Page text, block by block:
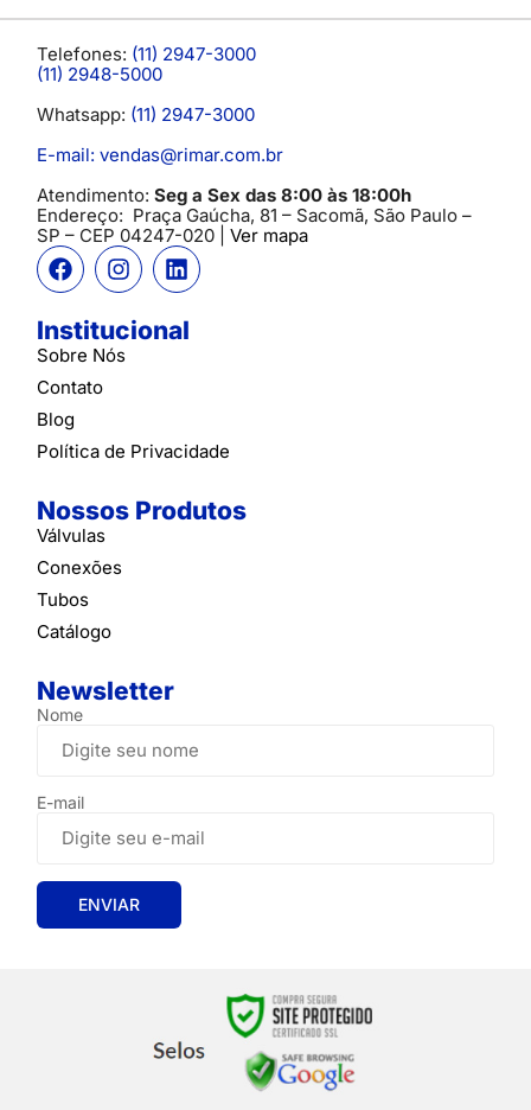
Telefones: (11) 2947-3000
(11) 2948-5000
Whatsapp: (11) 2947-3000
E-mail: vendas@rimar.com.br
Atendimento: Seg a Sex das 8:00 às 18:00h
Endereço: Praça Gaúcha, 81 – Sacomã, São Paulo –
SP – CEP 04247-020 | Ver mapa
Institucional
Sobre Nós
Contato
Blog
Política de Privacidade
Nossos Produtos
Válvulas
Conexões
Tubos
Catálogo
Newsletter
Nome
E-mail